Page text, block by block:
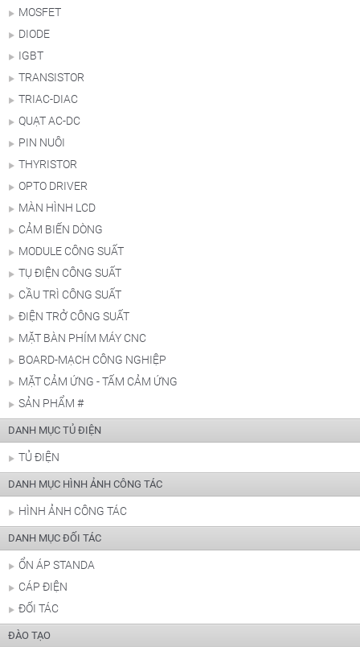
MOSFET
DIODE
IGBT
TRANSISTOR
TRIAC-DIAC
QUẠT AC-DC
PIN NUÔI
THYRISTOR
OPTO DRIVER
MÀN HÌNH LCD
CẢM BIẾN DÒNG
MODULE CÔNG SUẤT
TỤ ĐIỆN CÔNG SUẤT
CẦU TRÌ CÔNG SUẤT
ĐIỆN TRỞ CÔNG SUẤT
MẶT BÀN PHÍM MÁY CNC
BOARD-MẠCH CÔNG NGHIỆP
MẶT CẢM ỨNG - TẤM CẢM ỨNG
SẢN PHẨM #
DANH MỤC TỦ ĐIỆN
TỦ ĐIỆN
DANH MỤC HÌNH ẢNH CÔNG TÁC
HÌNH ẢNH CÔNG TÁC
DANH MỤC ĐỐI TÁC
ỔN ÁP STANDA
CÁP ĐIỆN
ĐỐI TÁC
ĐÀO TẠO